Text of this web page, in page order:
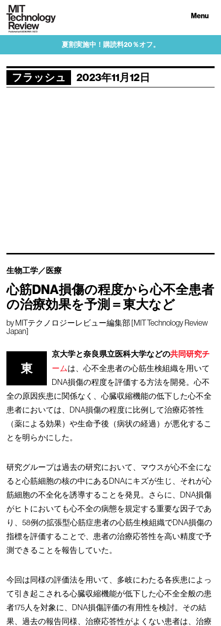
Menu
夏割実施中！購読料20％オフ。
フラッシュ 2023年11月12日
生物工学／医療
心筋DNA損傷の程度から心不全患者
の治療効果を予測＝東大など
byMITテクノロジーレビュー編集部 [MIT Technology Review
Japan]
東
京大学と奈良県立医科大学などの共同研究チ
ームは、心不全患者の心筋生検組織を用いて
DNA損傷の程度を評価する方法を開発。心不
全の原因疾患に関係なく、心臓収縮機能の低下した心不全
患者においては、DNA損傷の程度に比例して治療応答性
（薬による効果）や生命予後（病状の経過）が悪化するこ
とを明らかにした。
研究グループは過去の研究において、マウスが心不全にな
ると心筋細胞の核の中にあるDNAにキズが生じ、それが心
筋細胞の不全化を誘導することを発見。さらに、DNA損傷
がヒトにおいても心不全の病態を規定する重要な因子であ
り、58例の拡張型心筋症患者の心筋生検組織でDNA損傷の
指標を評価することで、患者の治療応答性を高い精度で予
測できることを報告していた。
今回は同様の評価法を用いて、多岐にわたる各疾患によっ
て引き起こされる心臓収縮機能が低下した心不全全般の患
者175人を対象に、DNA損傷評価の有用性を検討。その結
果、過去の報告同様、治療応答性がよくない患者は、治療